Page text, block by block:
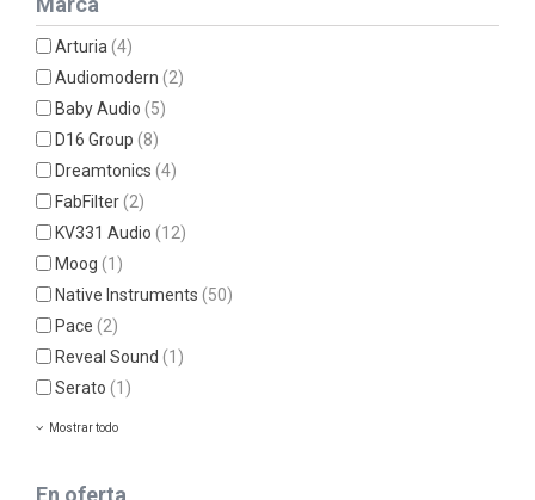
Arturia(4)
Audiomodern(2)
Baby Audio(5)
D16 Group(8)
Dreamtonics(4)
FabFilter(2)
KV331 Audio(12)
Moog(1)
Native Instruments(50)
Pace(2)
Reveal Sound(1)
Serato(1)
Mostrar todo
En oferta